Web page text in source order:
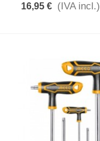
16,95 € (IVA incl.)